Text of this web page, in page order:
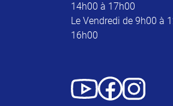
14h00 à 17h00
Le Vendredi de 9h00 à
16h00